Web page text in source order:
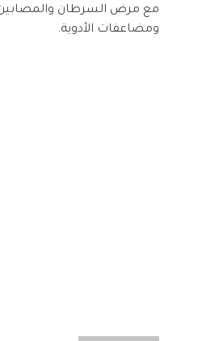
مع مرض السرطان والمصابين
ومضاعفات الأدوية.